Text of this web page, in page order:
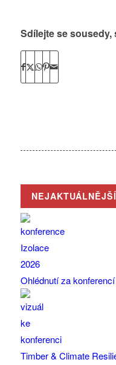
Sdílejte se
NEJAKTUÁLNĚJŠÍ
Ohlédnutí za
Timber & Climate